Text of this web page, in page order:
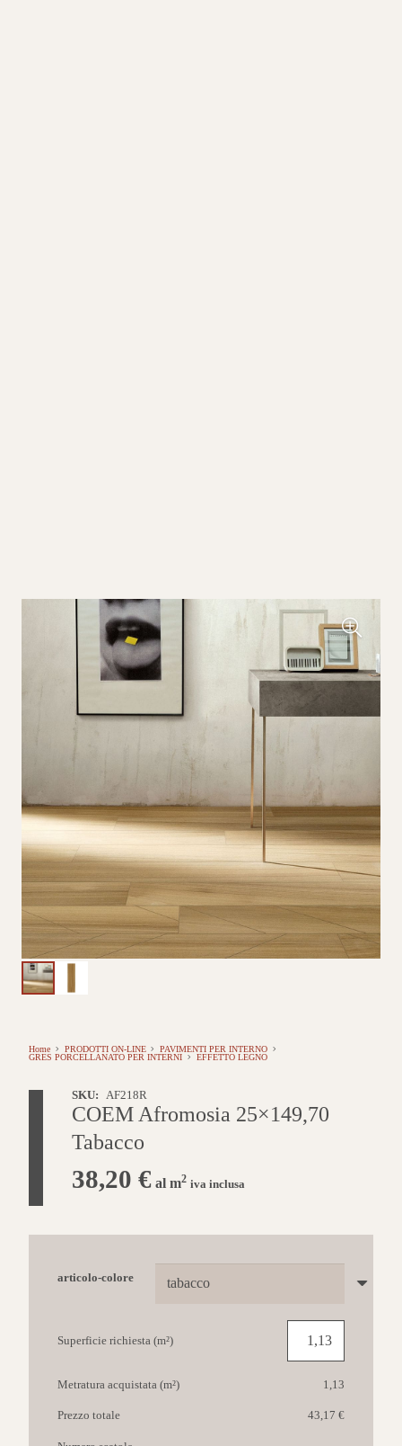
Home PRODOTTI ON-LINE
PAVIMENTI PER INTERNO
GRES PORCELLANATO PER INTERNI
EFFETTO LEGNO
SKU: AF218R
COEM Afromosia 25×149,70
Tabacco
38,20 € al m2 iva inclusa
articolo-colore
Superficie richiesta (m²)
Metratura acquistata (m²) 1,13
Prezzo totale 43,17 €